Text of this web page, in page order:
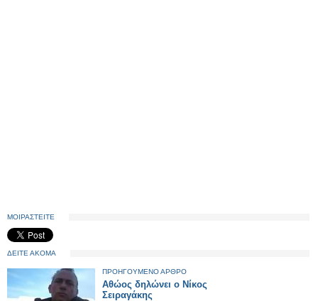
ΜΟΙΡΑΣΤΕΙΤΕ
ΔΕΙΤΕ ΑΚΟΜΑ
ΠΡΟΗΓΟΥΜΕΝΟ ΑΡΘΡΟ
Αθώος δηλώνει ο Νίκος
Σειραγάκης